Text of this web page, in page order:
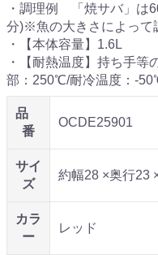
・調理例 「焼サバ」は
分)※魚の大きさによって
・【本体容量】1.6L
・【耐熱温度】持ち手
部：250℃/耐冷温度：-
品
番
OCDE25901
サイ
ズ
約幅28 ×奥行
カラ
ー
レッド